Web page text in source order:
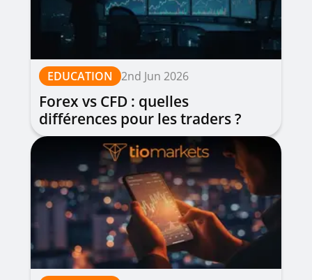
EDUCATION 2nd Jun 2026
Forex vs CFD : quelles
différences pour les traders ?